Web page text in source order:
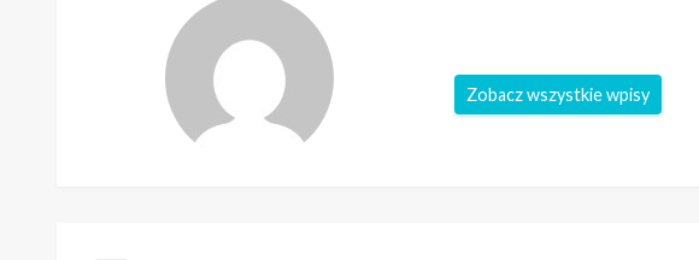
Zobacz wszystkie wpisy